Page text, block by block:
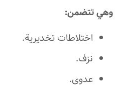
وهي تتضمن:
اختلاطات تخديرية.
نزف.
عدوى.